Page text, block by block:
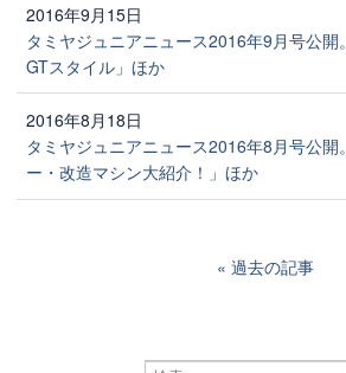
2016年9月15日
タミヤジュニアニュース2016年9月号公開
GTスタイル」ほか
2016年8月18日
タミヤジュニアニュース2016年8月号公
ー・改造マシン大紹介！」ほか
過去の記事